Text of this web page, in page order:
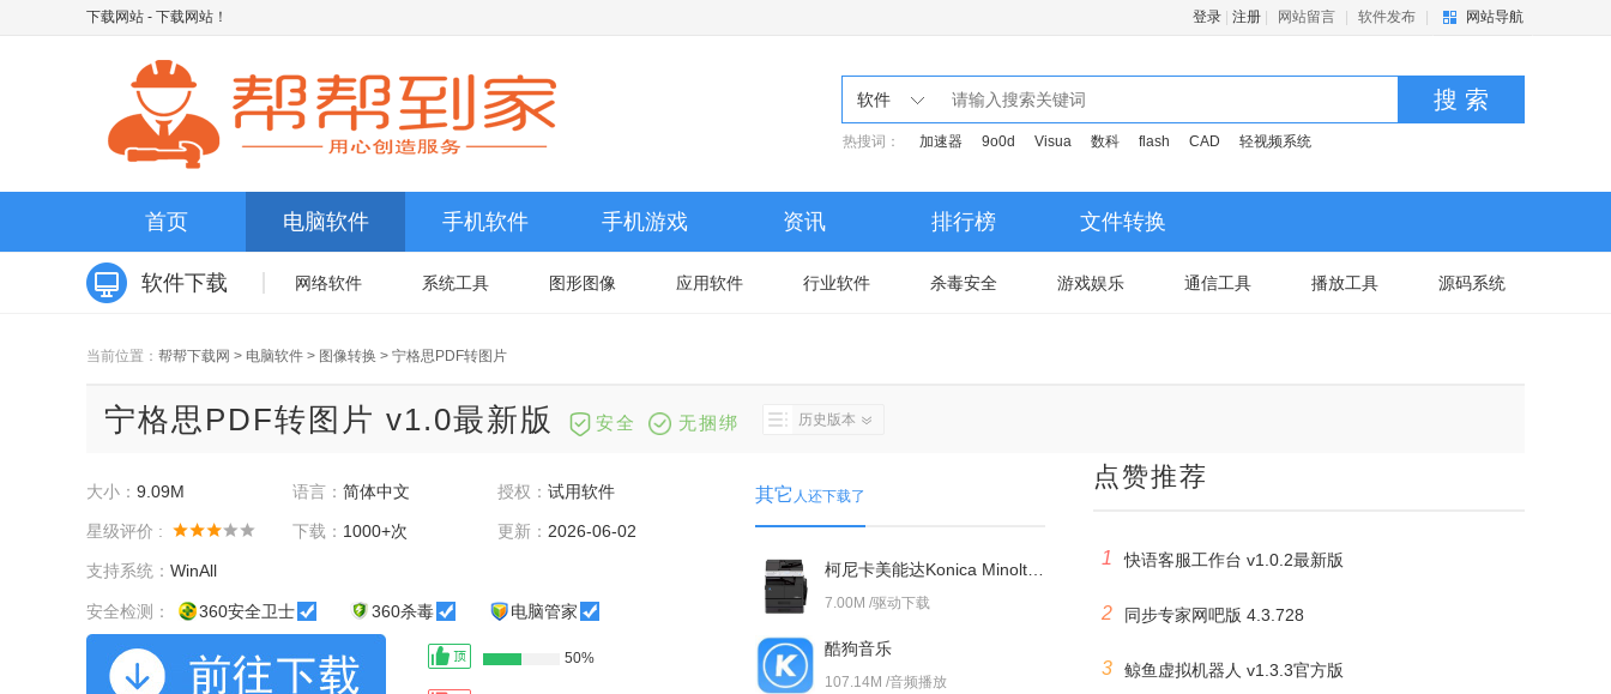
下载网站 - 下载网站！ 登录 注册 网站留言 软件发布 网站导航
软件 搜 索
热搜词： 加速器 9o0d Visua 数科 flash CAD 轻视频系统
首页 电脑软件 手机软件 手机游戏 资讯 排行榜 文件转换
软件下载 网络软件 系统工具 图形图像 应用软件 行业软件 杀毒安全 游戏娱乐 通信工具 播放工具 源码系统
当前位置： 帮帮下载网 > 电脑软件 > 图像转换 > 宁格思PDF转图片
宁格思PDF转图片 v1.0最新版 安全 无捆绑 历史版本
大小： 9.09M 语言： 简体中文 授权：试用软件
星级评价 : 下载： 1000+次 更新： 2026-06-02
支持系统： WinAll
安全检测： 360安全卫士 360杀毒 电脑管家
50%
其它 人还下载了
7.00M /驱动下载
酷狗音乐
107.14M /音频播放
点赞推荐
1 快语客服工作台 v1.0.2最新版
2 同步专家网吧版 4.3.728
3 鲸鱼虚拟机器人 v1.3.3官方版